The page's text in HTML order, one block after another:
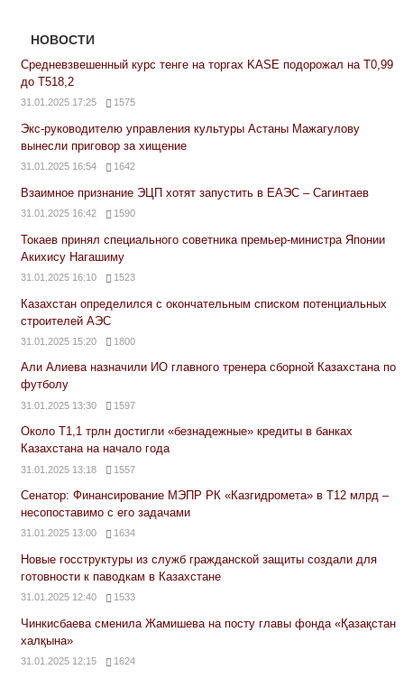
НОВОСТИ
Средневзвешенный курс тенге на торгах KASE подорожал на Т0,99
до Т518,2
31.01.2025 17:25 1575
Экс-руководителю управления культуры Астаны Мажагулову
вынесли приговор за хищение
31.01.2025 16:54 1642
Взаимное признание ЭЦП хотят запустить в ЕАЭС – Сагинтаев
31.01.2025 16:42 1590
Токаев принял специального советника премьер-министра Японии
Акихису Нагашиму
31.01.2025 16:10 1523
Казахстан определился с окончательным списком потенциальных
строителей АЭС
31.01.2025 15:20 1800
Али Алиева назначили ИО главного тренера сборной Казахстана по
футболу
31.01.2025 13:30 1597
Около Т1,1 трлн достигли «безнадежные» кредиты в банках
Казахстана на начало года
31.01.2025 13:18 1557
Сенатор: Финансирование МЭПР РК «Казгидромета» в Т12 млрд –
несопоставимо с его задачами
31.01.2025 13:00 1634
Новые госструктуры из служб гражданской защиты создали для
готовности к паводкам в Казахстане
31.01.2025 12:40 1533
Чинкисбаева сменила Жамишева на посту главы фонда «Қазақстан
халқына»
31.01.2025 12:15 1624